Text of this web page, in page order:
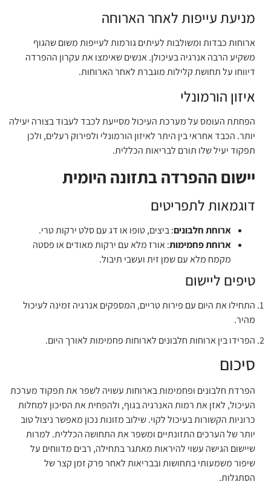
מניעת עייפות לאחר הארוחה
ארוחות כבדות ומשולבות לעיתים גורמות לעייפות משום שהגוף
משקיע הרבה אנרגיה בעיכולן. אנשים שאימצו את עקרון ההפרדה
דיווחו על תחושת קלילות מוגברת לאחר הארוחות.
איזון הורמונלי
הפחתת העומס על מערכת העיכול מסייעת לכבד לעבוד בצורה יעילה
יותר. הכבד אחראי בין היתר לאיזון הורמונלי ולפירוק רעלים, ולכן
תפקוד יעיל שלו תורם לבריאות הכללית.
יישום ההפרדה בתזונה היומית
דוגמאות לתפריטים
ארוחת חלבונים: ביצים, טופו או דג עם סלט ירקות טרי.
ארוחת פחמימות: אורז מלא עם ירקות מאודים או פסטה
מקמח מלא עם שמן זית ועשבי תיבול.
טיפים ליישום
התחילו את היום עם פירות טריים, המספקים אנרגיה זמינה לעיכול
מהיר.
הפרידו בין ארוחות חלבונים לארוחות פחמימות לאורך היום.
סיכום
הפרדת חלבונים ופחמימות בארוחות עשויה לשפר את תפקוד מערכת
העיכול, לאזן את רמות האנרגיה בגוף, ולהפחית את הסיכון למחלות
כרוניות הקשורות בעיכול לקוי. שילוב מזונות נכון מאפשר ניצול טוב
יותר של הערכים התזונתיים ומשפר את התחושה הכללית. למרות
שיישום הגישה עשוי להיראות מאתגר בתחילה, רבים מדווחים על
שיפור משמעותי בתחושות ובבריאות לאחר פרק זמן קצר של
הסתגלות.